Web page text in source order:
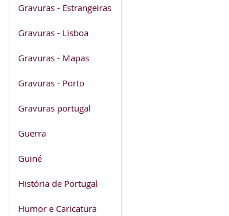
Gravuras - Estrangeiras
Gravuras - Lisboa
Gravuras - Mapas
Gravuras - Porto
Gravuras portugal
Guerra
Guiné
História de Portugal
Humor e Caricatura